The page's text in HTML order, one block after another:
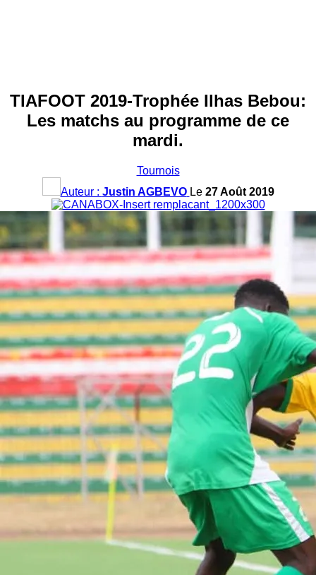
TIAFOOT 2019-Trophée Ilhas Bebou:
Les matchs au programme de ce
mardi.
Tournois
Auteur : Justin AGBEVO Le 27 Août 2019